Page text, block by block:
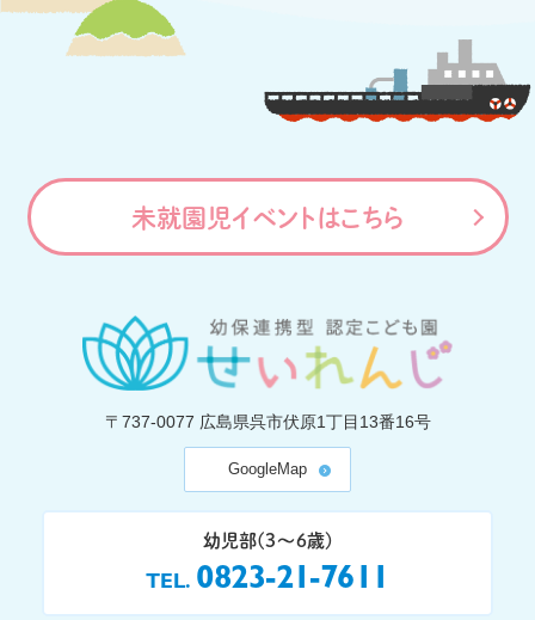
未就園児イベントはこちら
〒737-0077 広島県呉市伏原1丁目13番16号
GoogleMap
幼児部(3〜6歳)
TEL 0823-21-7611